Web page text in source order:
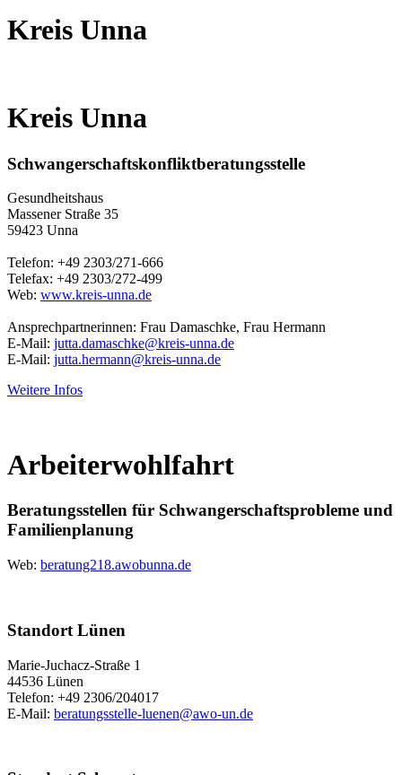
Kreis Unna
Kreis Unna
Schwangerschaftskonfliktberatungsstelle
Gesundheitshaus
Massener Straße 35
59423 Unna
Telefon: +49 2303/271-666
Telefax: +49 2303/272-499
Web: www.kreis-unna.de
Ansprechpartnerinnen: Frau Damaschke, Frau Hermann
E-Mail: jutta.damaschke@kreis-unna.de
E-Mail: jutta.hermann@kreis-unna.de
Weitere Infos
Arbeiterwohlfahrt
Beratungsstellen für Schwangerschaftsprobleme und
Familienplanung
Web: beratung218.awobunna.de
Standort Lünen
Marie-Juchacz-Straße 1
44536 Lünen
Telefon: +49 2306/204017
E-Mail: beratungsstelle-luenen@awo-un.de